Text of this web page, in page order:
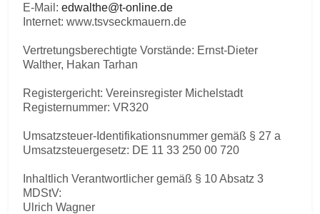
E-Mail: edwalthe@t-online.de
Internet: www.tsvseckmauern.de
Vertretungsberechtigte Vorstände: Ernst-Dieter
Walther, Hakan Tarhan
Registergericht: Vereinsregister Michelstadt
Registernummer: VR320
Umsatzsteuer-Identifikationsnummer gemäß § 27 a
Umsatzsteuergesetz: DE 11 33 250 00 720
Inhaltlich Verantwortlicher gemäß § 10 Absatz 3
MDStV:
Ulrich Wagner